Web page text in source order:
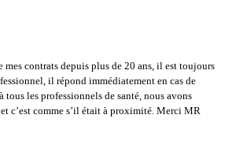
mes contrats depuis plus de 20 ans, il est toujours
il répond immédiatement en cas de
tous les professionnels de santé, nous avons
c’est comme s’il était à proximité. Merci MR